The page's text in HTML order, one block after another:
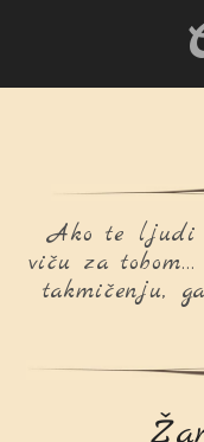
Ako te ljudi
viču za
takmičenju,